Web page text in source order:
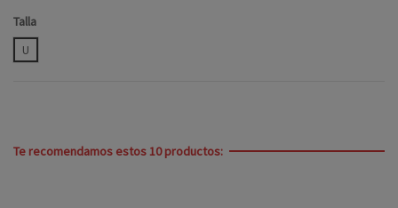
Talla
U
Te recomendamos estos 10 productos: